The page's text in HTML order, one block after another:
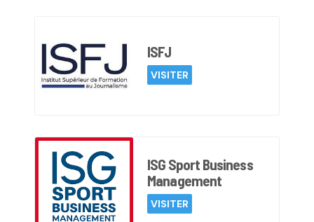
ISFJ
VISITER
ISG Sport Business
Management
VISITER